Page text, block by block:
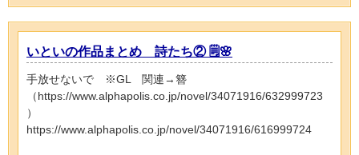
いといの作品まとめ 詩たち② 🗒️🌸
手放せないで ※GL 関連→簪
（https://www.alphapolis.co.jp/novel/34071916/632999723
）
https://www.alphapolis.co.jp/novel/34071916/616999724